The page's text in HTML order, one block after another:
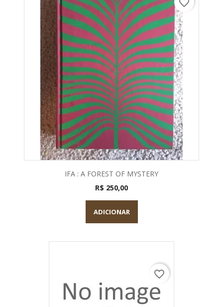
IFA : A FOREST OF MYSTERY
R$ 250,00
ADICIONAR
favorite_border
favorite_border